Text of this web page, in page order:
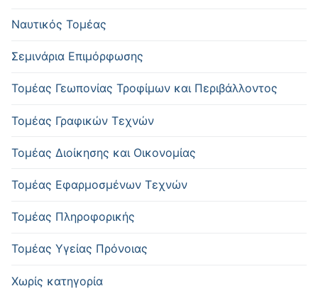
Ναυτικός Τομέας
Σεμινάρια Επιμόρφωσης
Τομέας Γεωπονίας Τροφίμων και Περιβάλλοντος
Τομέας Γραφικών Τεχνών
Τομέας Διοίκησης και Οικονομίας
Τομέας Εφαρμοσμένων Τεχνών
Τομέας Πληροφορικής
Τομέας Υγείας Πρόνοιας
Χωρίς κατηγορία